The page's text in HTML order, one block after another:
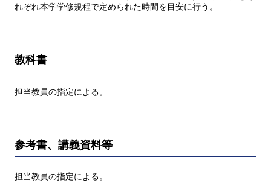
れぞれ本学学修規程で定められた時間を目安に行う。
教科書
担当教員の指定による。
参考書、講義資料等
担当教員の指定による。